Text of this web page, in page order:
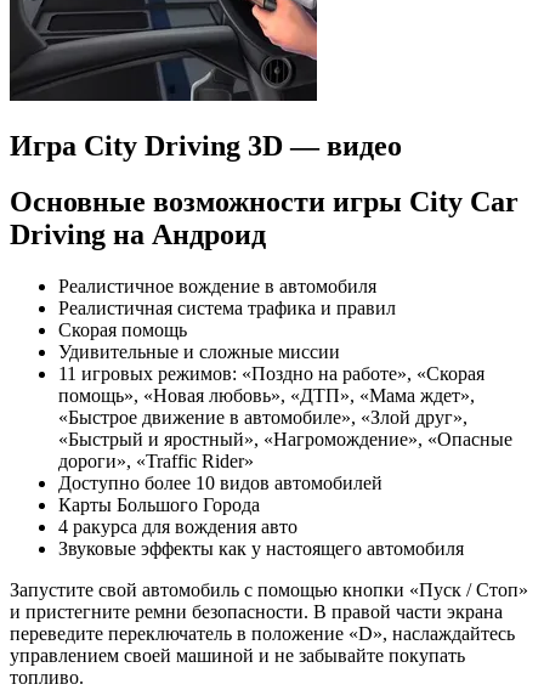
Игра City Driving 3D — видео
Основные возможности игры City Car
Driving на Андроид
Реалистичное вождение в автомобиля
Реалистичная система трафика и правил
Скорая помощь
Удивительные и сложные миссии
11 игровых режимов: «Поздно на работе», «Скорая
помощь», «Новая любовь», «ДТП», «Мама ждет»,
«Быстрое движение в автомобиле», «Злой друг»,
«Быстрый и яростный», «Нагромождение», «Опасные
дороги», «Traffic Rider»
Доступно более 10 видов автомобилей
Карты Большого Города
4 ракурса для вождения авто
Звуковые эффекты как у настоящего автомобиля
Запустите свой автомобиль с помощью кнопки «Пуск / Стоп»
и пристегните ремни безопасности. В правой части экрана
переведите переключатель в положение «D», наслаждайтесь
управлением своей машиной и не забывайте покупать
топливо.